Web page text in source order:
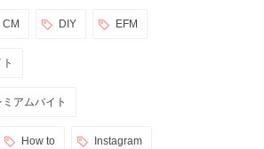
CM DIY EFM
アムバイト
How to Instagram